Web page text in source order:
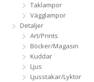
Taklampor
Vägglampor
Detaljer
Art/Prints
Böcker/Magasin
Kuddar
Ljus
Ljusstakar/Lyktor